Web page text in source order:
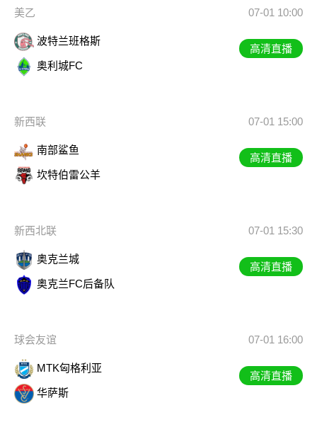
美乙 07-01 10:00
波特兰班格斯
奥利城FC
高清直播
新西联 07-01 15:00
南部鲨鱼
坎特伯雷公羊
高清直播
新西北联 07-01 15:30
奥克兰城
奥克兰FC后备队
高清直播
球会友谊 07-01 16:00
MTK匈格利亚
华萨斯
高清直播